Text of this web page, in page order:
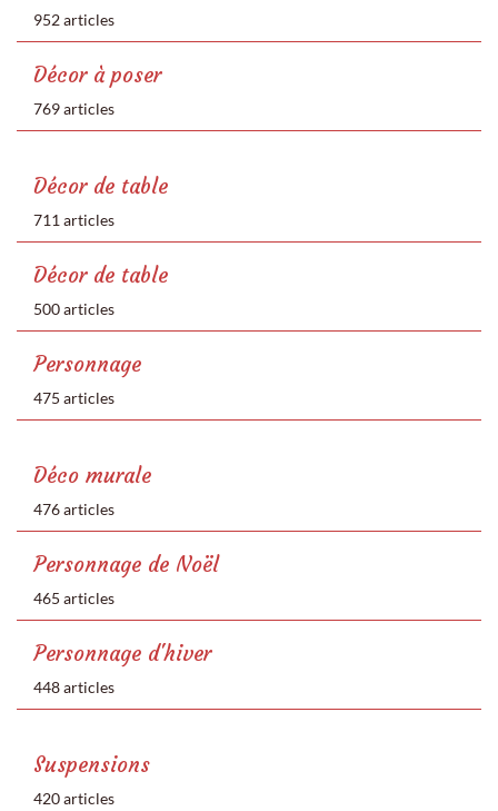
952 articles
Décor à poser
769 articles
Décor de table
711 articles
Décor de table
500 articles
Personnage
475 articles
Déco murale
476 articles
Personnage de Noël
465 articles
Personnage d'hiver
448 articles
Suspensions
420 articles